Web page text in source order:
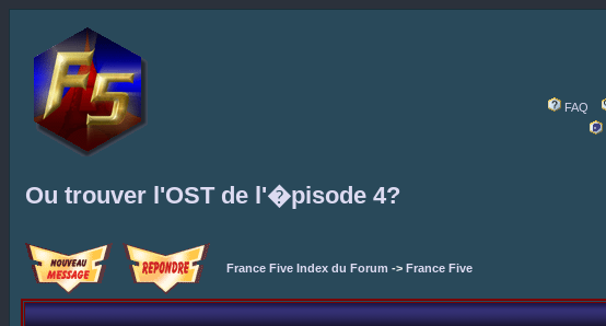
FAQ
Ou trouver l'OST de l'�pisode 4?
France Five Index du Forum -> France Five